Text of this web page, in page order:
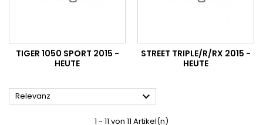
TIGER 1050 SPORT 2015 -
HEUTE
STREET TRIPLE/R/RX 2015 -
HEUTE
Relevanz 
1 - 11 von 11 Artikel(n)